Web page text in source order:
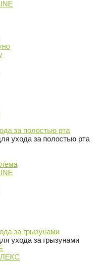
за полостью рта
ухода за полостью рта
за грызунами
ухода за грызунами